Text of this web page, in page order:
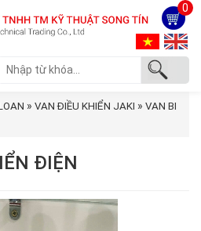
0
» VAN ĐIỀU KHIỂN JAKI » VAN BI
ĐIỆN